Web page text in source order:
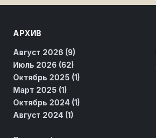
АРХИВ
Август 2026 (9)
Июль 2026 (62)
Октябрь 2025 (1)
Март 2025 (1)
Октябрь 2024 (1)
Август 2024 (1)